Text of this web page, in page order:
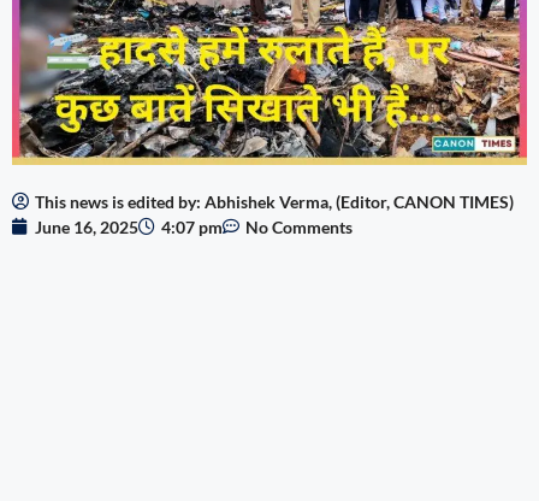
This news is edited by: Abhishek Verma, (Editor, CANON TIMES)
June 16, 2025
4:07 pm No Comments